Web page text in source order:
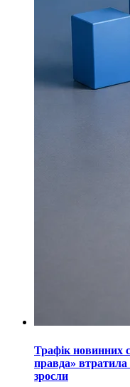
Трафік новинних
правда» втратила
зросли